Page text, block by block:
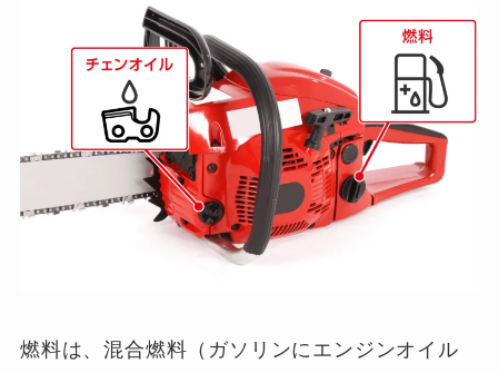
燃料は、混合燃料（ガソリンにエンジンオイル